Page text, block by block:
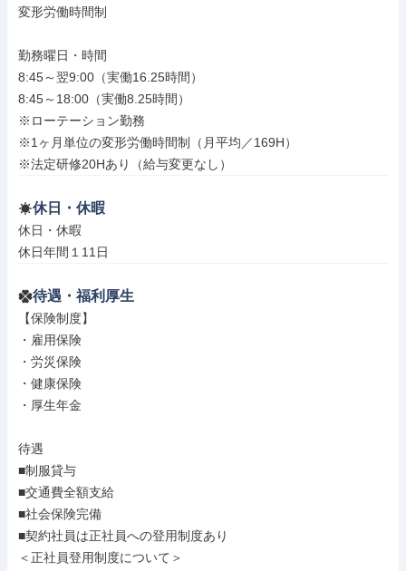
変形労働時間制
勤務曜日・時間
8:45～翌9:00（実働16.25時間）
8:45～18:00（実働8.25時間）
※ローテーション勤務
※1ヶ月単位の変形労働時間制（月平均／169H）
※法定研修20Hあり（給与変更なし）
休日・休暇
休日・休暇
休日年間１11日
待遇・福利厚生
【保険制度】
・雇用保険
・労災保険
・健康保険
・厚生年金
待遇
■制服貸与
■交通費全額支給
■社会保険完備
■契約社員は正社員への登用制度あり
＜正社員登用制度について＞